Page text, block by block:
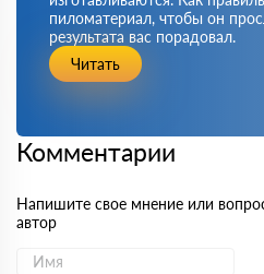
пиломатериал, чтобы он
результата вас порадовал.
Читать
Комментарии
Напишите свое мнение или
автор